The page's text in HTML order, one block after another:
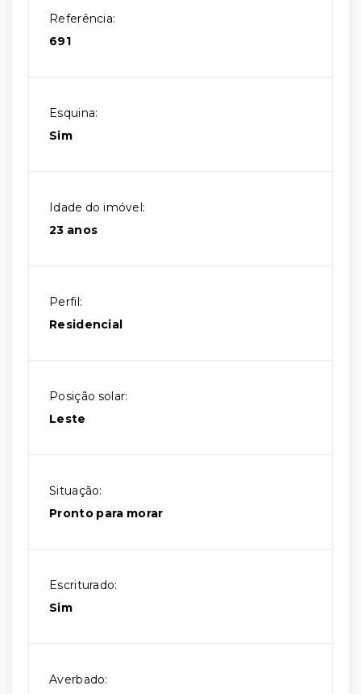
Referência:
691
Esquina:
Sim
Idade do imóvel:
23 anos
Perfil:
Residencial
Posição solar:
Leste
Situação:
Pronto para morar
Escriturado:
Sim
Averbado: